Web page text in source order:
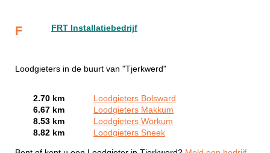
F FRT Installatiebedrijf
Loodgieters in de buurt van "Tjerkwerd"
2.70 km
Loodgieters Bolsward
6.67 km
Loodgieters Makkum
8.53 km
Loodgieters Workum
8.82 km
Loodgieters Sneek